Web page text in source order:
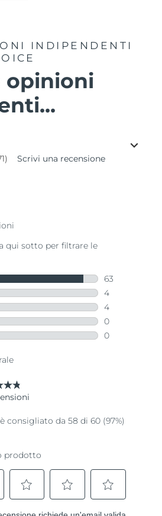
INDIPENDENTI
opinioni
Scrivi una recensione